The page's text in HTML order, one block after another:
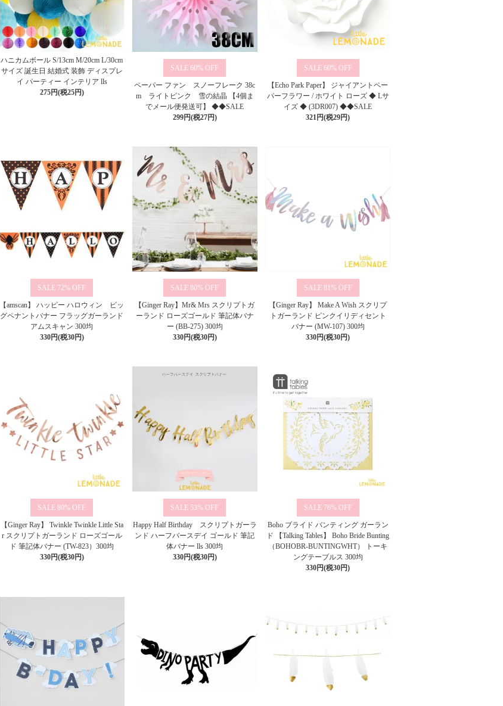
ハニカムボール S/13cm M/20cm L/30cm
サイズ 誕生日 結婚式 装飾 ディスプレ
イ パーティー インテリア lls
275円(税25円)
60%
ペーパー ファン スノーフレーク 38c
m ライトピンク 雪の結晶 【4個ま
でメール便発送可】 ◆◆SALE
299円(税27円)
60%
【Echo Park Paper】 ジャイアントペー
パーフラワー / ホワイト ローズ ◆ Lサ
イズ ◆ (3DR007) ◆◆SALE
321円(税29円)
72%
【amscan】 ハッピー ハロウィン ビッ
グペナントバナー フラッグガーランド
アムスキャン 300均
330円(税30円)
80%
【Ginger Ray】Mr& Mrs スクリプトガ
ーランド ローズゴールド 筆記体バナ
ー (BB-275) 300均
330円(税30円)
81%
【Ginger Ray】 Make A Wish スクリプ
トガーランド ピンクイリディセント
バナー (MW-107) 300均
330円(税30円)
80%
【Ginger Ray】 Twinkle Twinkle Little Sta
r スクリプトガーランド ローズゴール
ド 筆記体バナー (TW-823）300均
330円(税30円)
53%
Happy Half Birthday スクリプトガーラ
ンド ハーフバースデイ ゴールド 筆記
体バナー lls 300均
330円(税30円)
76%
Boho ブライド バンティング ガーラン
ド 【Talking Tables】 Boho Bride Bunting
（BOHOBR-BUNTINGWHT） トーキ
ングテーブルス 300均
330円(税30円)